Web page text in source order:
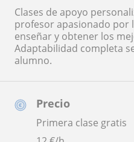
Precio
Primera clase gratis
Clases de apoyo
profesor apasionado por
enseñar y obtener los
Adaptabilidad completa
alumno.